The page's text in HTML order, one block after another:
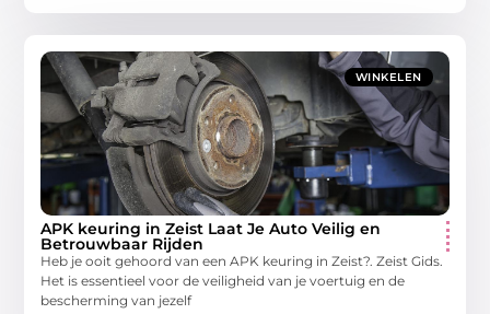
WINKELEN
APK keuring in Zeist Laat Je Auto Veilig en
Betrouwbaar Rijden
Heb je ooit gehoord van een APK keuring in Zeist?. Zeist Gids.
Het is essentieel voor de veiligheid van je voertuig en de
bescherming van jezelf